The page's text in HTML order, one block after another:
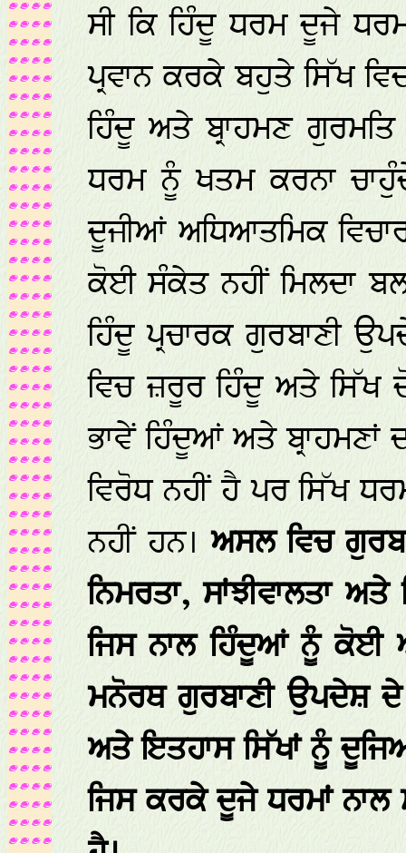
ਸੀ ਕਿ ਹਿੰਦੂ ਧਰਮ ਦੂਜੇ
ਪ੍ਰਵਾਨ ਕਰਕੇ ਬਹੁਤੇ ਸਿੱਖ
ਹਿੰਦੂ ਅਤੇ ਬ੍ਰਾਹਮਣ
ਧਰਮ ਨੂੰ ਖਤਮ ਕਰਨਾ
ਦੂਜੀਆਂ ਅਧਿਆਤਮਿਕ
ਕੋਈ ਸੰਕੇਤ ਨਹੀਂ ਮਿਲਦਾ
ਹਿੰਦੂ ਪ੍ਰਚਾਰਕ ਗੁਰਬਾਣੀ
ਵਿਚ ਜ਼ਰੂਰ ਹਿੰਦੂ ਅਤੇ ਸਿੱਖ
ਭਾਵੇਂ ਹਿੰਦੂਆਂ ਅਤੇ
ਵਿਰੋਧ ਨਹੀਂ ਹੈ ਪਰ ਸਿੱਖ
ਨਹੀਂ ਹਨ।ਅਸਲ ਵਿਚ
ਨਿਮਰਤਾ, ਸਾਂਝੀਵਾਲਤਾ
ਜਿਸ ਨਾਲ ਹਿੰਦੂਆਂ ਨੂੰ ਕੋਈ
ਮਨੋਰਥ ਗੁਰਬਾਣੀ ਉਪਦੇਸ਼ ਦੇ
ਅਤੇ ਇਤਹਾਸ ਸਿੱਖਾਂ ਨੂੰ
ਜਿਸ ਕਰਕੇ ਦੂਜੇ ਧਰਮਾਂ